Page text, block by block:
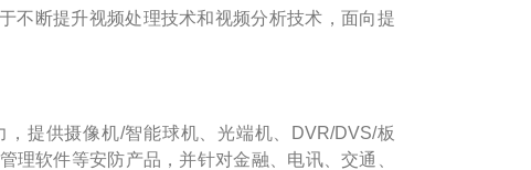
不断提升视频处理技术和视频分析技术，面向提
提供摄像机/智能球机、光端机、DVR/DVS/板
理软件等安防产品，并针对金融、电讯、交通、